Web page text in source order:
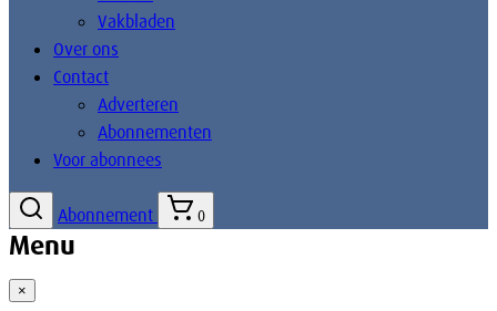
Vakbladen
Over ons
Contact
Adverteren
Abonnementen
Voor abonnees
Abonnement 0
Menu
×